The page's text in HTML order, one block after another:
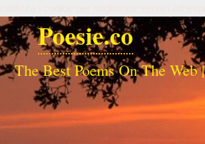
Poesie.co
The Best Poems On The Web |